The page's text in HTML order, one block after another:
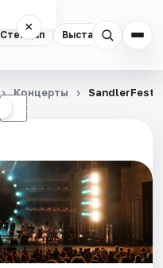
Стендап Выставки
×
☾
Концерты SandlerFest